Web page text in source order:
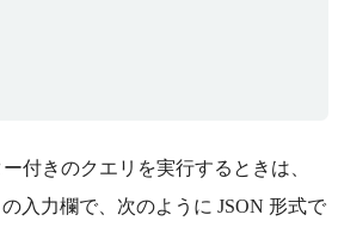
付きのクエリを実行するときは、
の入力欄で、次のように JSON 形式で